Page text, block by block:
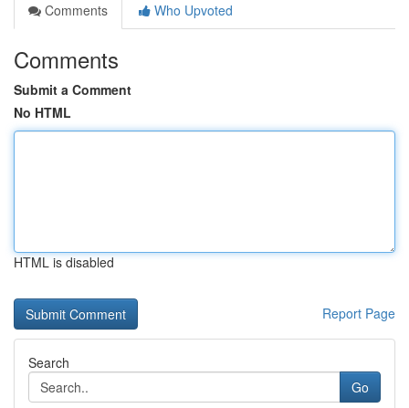
Comments
Who Upvoted
Comments
Submit a Comment
No HTML
HTML is disabled
Report Page
Search
Go